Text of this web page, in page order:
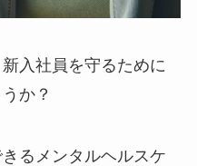
入社員を守るために
か？
るメンタルヘルスケ